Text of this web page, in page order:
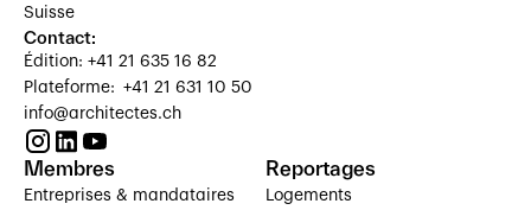
Suisse
Contact:
Édition: +41 21 635 16 82
Plateforme: +41 21 631 10 50
info@architectes.ch
Membres
Entreprises & mandataires
Reportages
Logements